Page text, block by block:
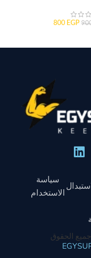
800 EGP
سياسة
الاستخدام
حقوق النشر © 2024 جميع الحقوق